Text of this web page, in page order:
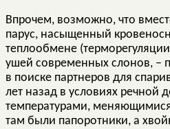
Впрочем, возможно, что
парус, насыщенный
теплообмене
ушей современных слонов, –
в поиске партнеров для
лет назад в условиях
температурами,
там были папоротники, а